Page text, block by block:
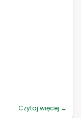
Czytaj więcej →